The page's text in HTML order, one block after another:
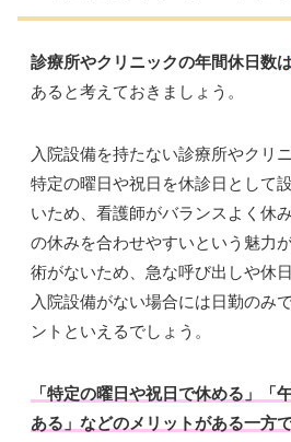
診療所やクリニックの年間休日数
あると考えておきましょう。
入院設備を持たない診療所やクリ
特定の曜日や祝日を休診日として
いため、看護師がバランスよく休
の休みを合わせやすいという魅力
術がないため、急な呼び出しや休
入院設備がない場合には日勤のみ
ントといえるでしょう。
「特定の曜日や祝日で休める」「
ある」などのメリットがある一方